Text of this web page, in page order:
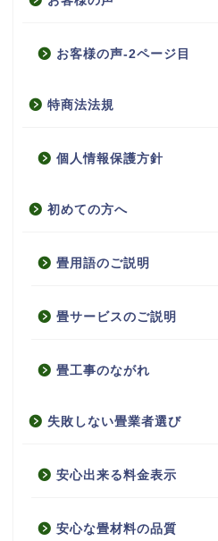
お客様の声-2ページ目
特商法法規
個人情報保護方針
初めての方へ
畳用語のご説明
畳サービスのご説明
畳工事のながれ
失敗しない畳業者選び
安心出来る料金表示
安心な畳材料の品質